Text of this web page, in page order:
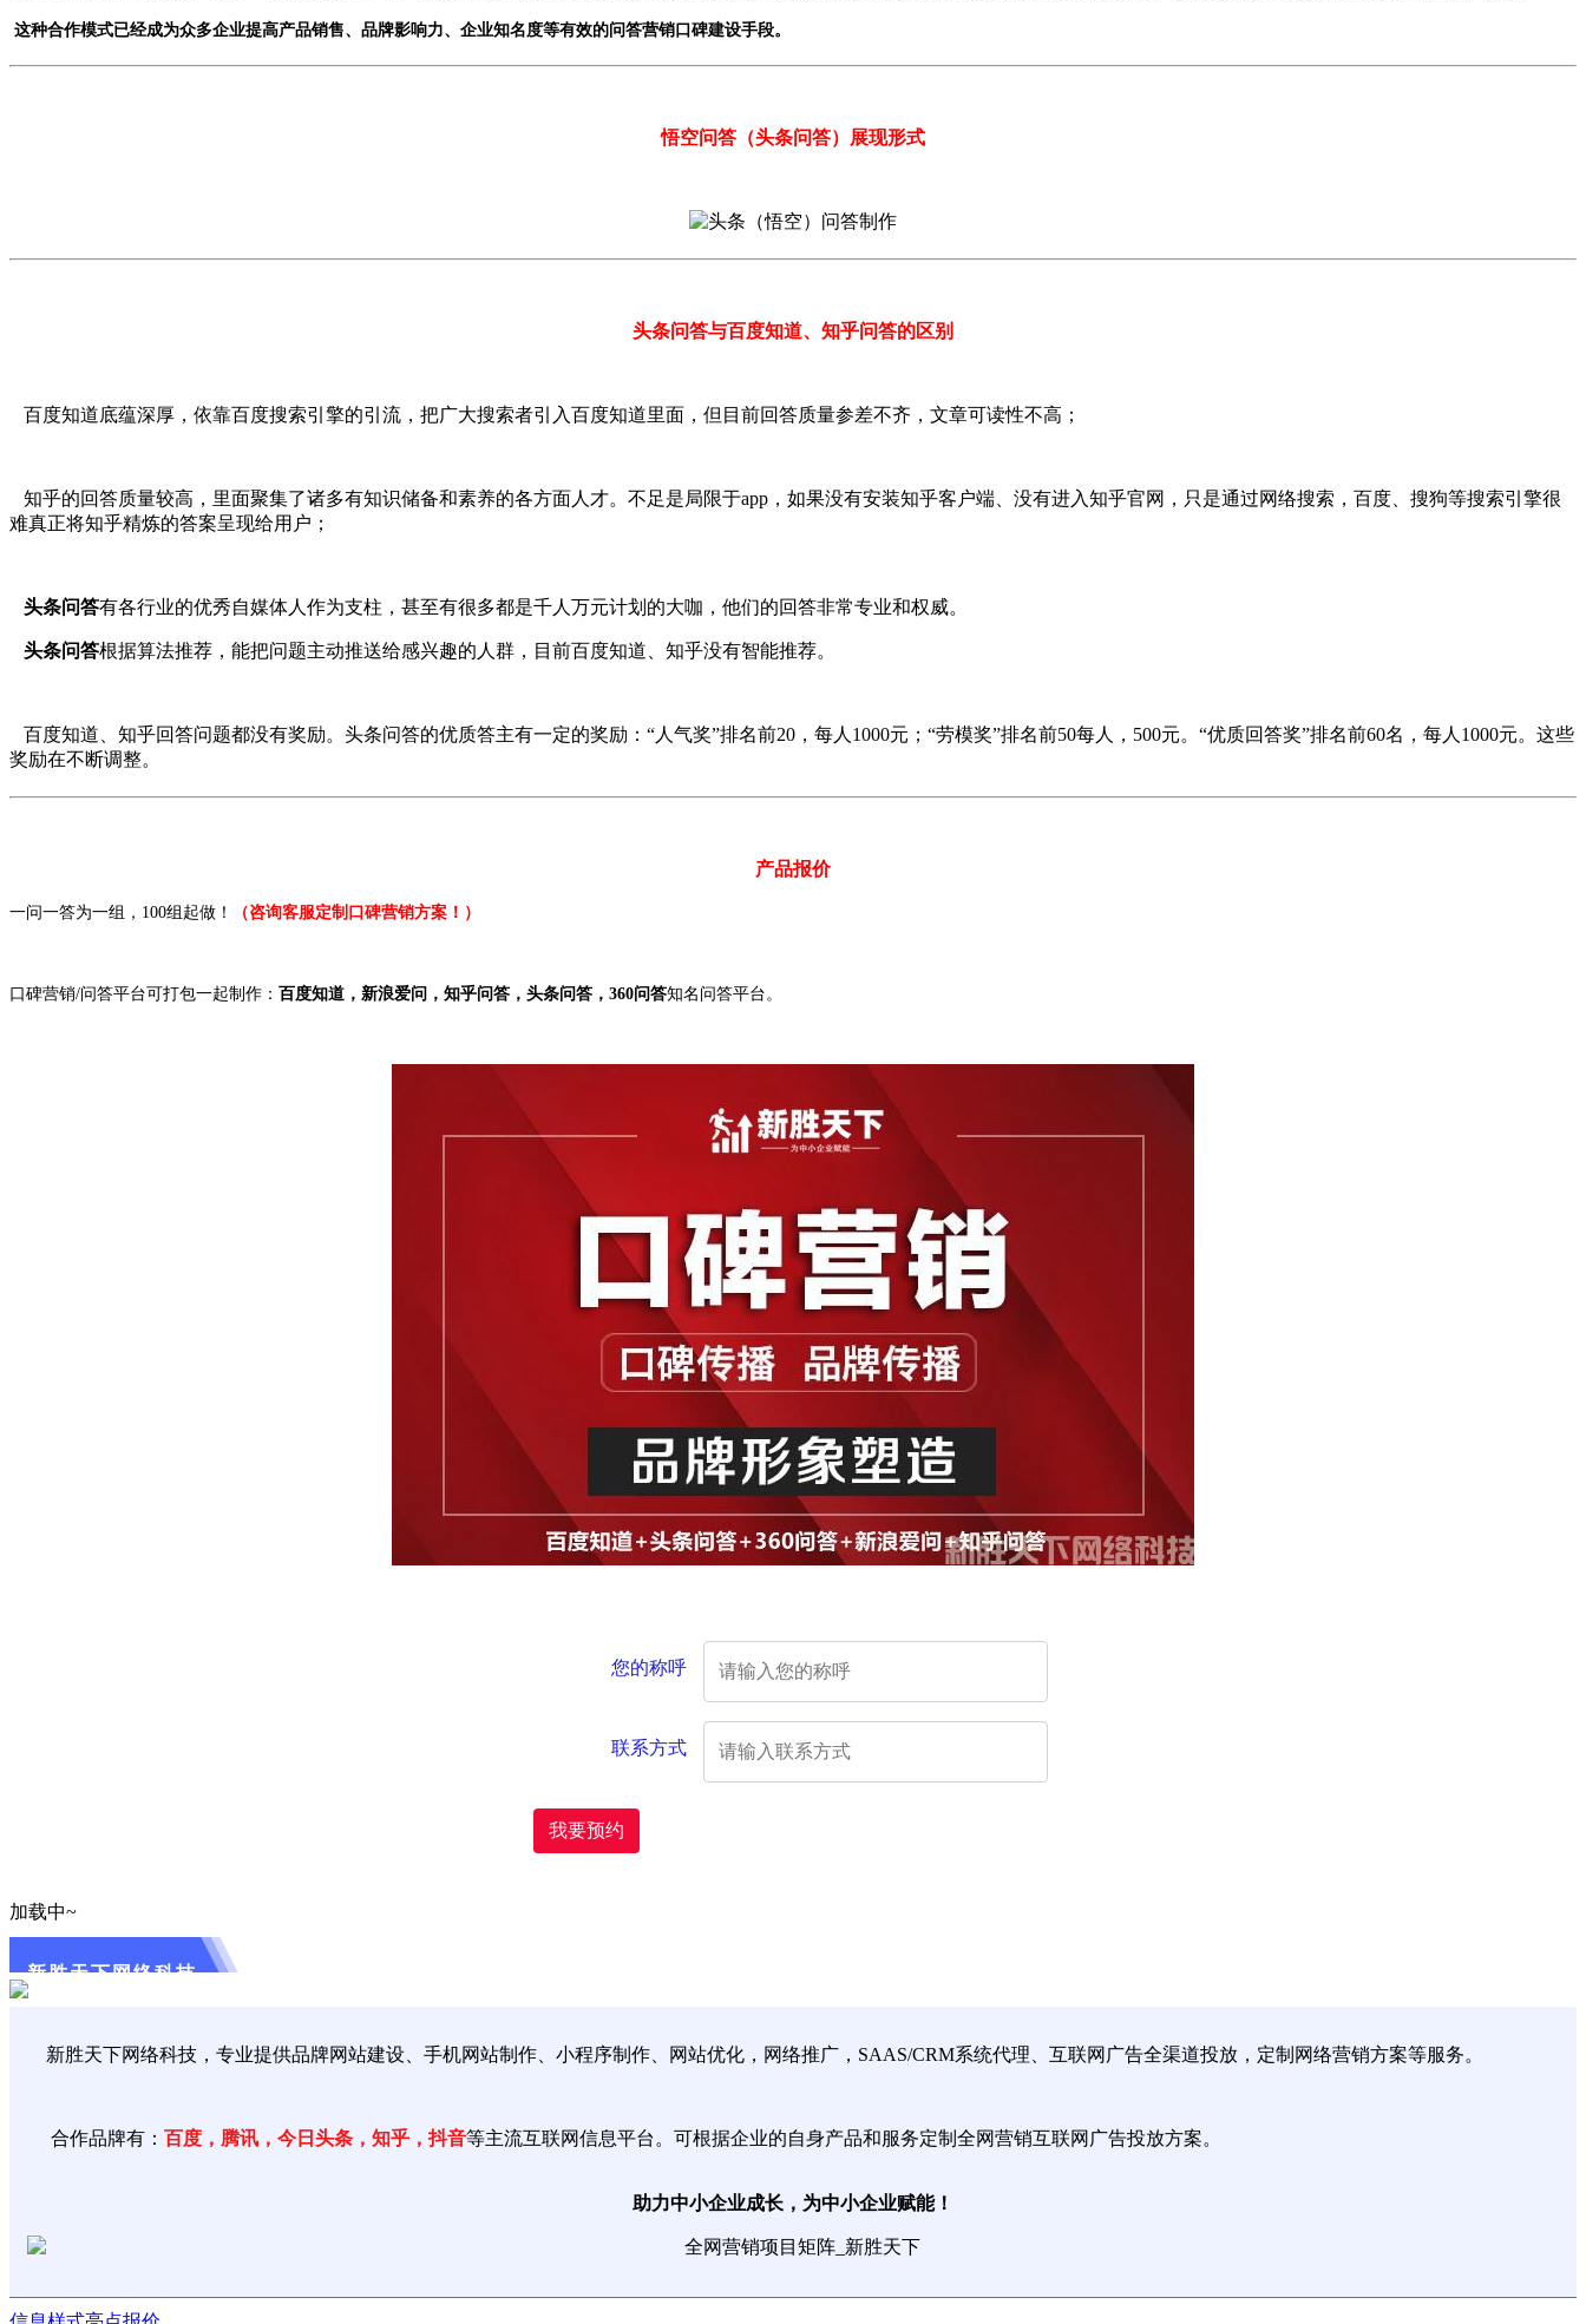
这种合作模式已经成为众多企业提高产品销售、品牌影响力、企业知名度等有效的问答营销口碑建设手段。
悟空问答（头条问答）展现形式
头条问答与百度知道、知乎问答的区别
百度知道底蕴深厚，依靠百度搜索引擎的引流，把广大搜索者引入百度知道里面，但目前回答质量参差不齐，文章可读性不高；
知乎的回答质量较高，里面聚集了诸多有知识储备和素养的各方面人才。不足是局限于app，如果没有安装知乎客户端、没有进入知乎官网，只是通过网络搜索，百度、搜狗等搜索引擎很
难真正将知乎精炼的答案呈现给用户；
头条问答有各行业的优秀自媒体人作为支柱，甚至有很多都是千人万元计划的大咖，他们的回答非常专业和权威。
头条问答根据算法推荐，能把问题主动推送给感兴趣的人群，目前百度知道、知乎没有智能推荐。
百度知道、知乎回答问题都没有奖励。头条问答的优质答主有一定的奖励：“人气奖”排名前20，每人1000元；“劳模奖”排名前50每人，500元。“优质回答奖”排名前60名，每人1000元。这些
奖励在不断调整。
产品报价
一问一答为一组，100组起做！ （咨询客服定制口碑营销方案！）
口碑营销/问答平台可打包一起制作： 百度知道，新浪爱问，知乎问答，头条问答，360问答知名问答平台。
您的称呼
联系方式
我要预约
加载中~
新胜天下网络科技
新胜天下网络科技，专业提供品牌网站建设、手机网站制作、小程序制作、网站优化，网络推广，SAAS/CRM系统代理、互联网广告全渠道投放，定制网络营销方案等服务。
合作品牌有： 百度，腾讯，今日头条，知乎，抖音等主流互联网信息平台。可根据企业的自身产品和服务定制全网营销互联网广告投放方案。
助力中小企业成长，为中小企业赋能！